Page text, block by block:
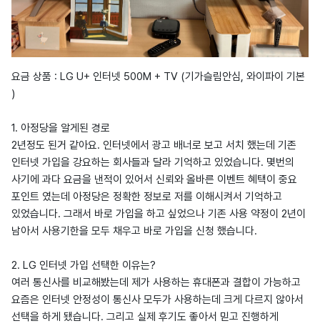
요금 상품 : LG U+ 인터넷 500M + TV (기가슬림안심, 와이파이 기본
)
1. ​아정당을 알게된 경로
2년정도 된거 같아요. 인터넷에서 광고 배너로 보고 서치 했는데 기존
인터넷 가입을 강요하는 회사들과 달라 기억하고 있었습니다. 몇번의
사기에 과다 요금을 낸적이 있어서 신뢰와 올바른 이벤트 혜택이 중요
포인트 였는데 아정당은 정확한 정보로 저를 이해시켜서 기억하고
있었습니다. 그래서 바로 가입을 하고 싶었으나 기존 사용 약정이 2년이
남아서 사용기한을 모두 채우고 바로 가입을 신청 했습니다.
2. LG 인터넷 가입 선택한 이유는?
여러 통신사를 비교해봤는데 제가 사용하는 휴대폰과 결합이 가능하고
요즘은 인터넷 안정성이 통신사 모두가 사용하는데 크게 다르지 않아서
선택을 하게 됐습니다. 그리고 실제 후기도 좋아서 믿고 진행하게